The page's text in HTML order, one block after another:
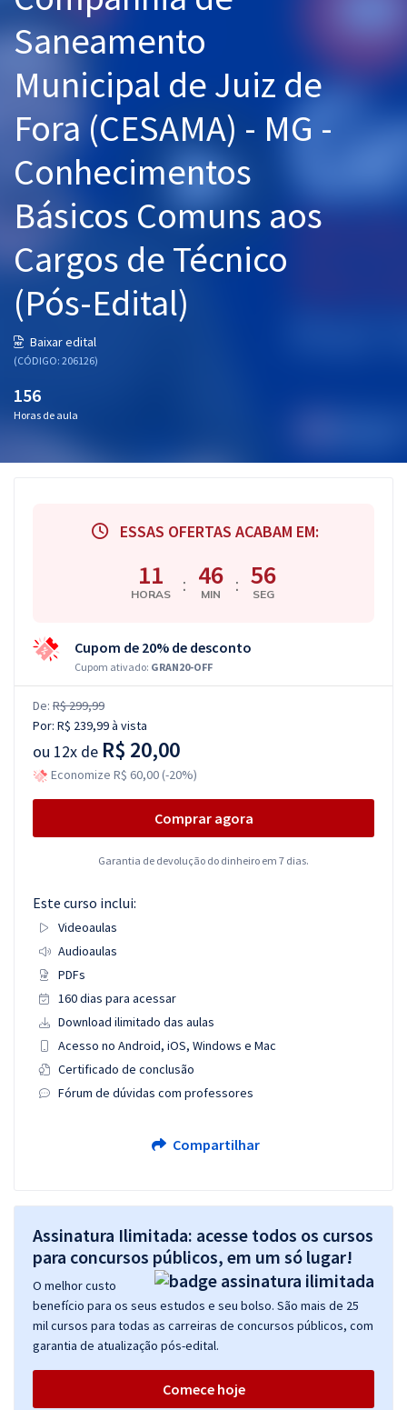
Graduação
Mentorias
Questões grátis
Conteúdo gratuito
Blog
Aprovados
Atendimento
Saneamento
Municipal de Juiz de
Fora (CESAMA) - MG -
Conhecimentos
Básicos Comuns aos
Cargos de Técnico
(Pós-Edital)
Baixar edital
(CÓDIGO: 206126)
156
Horas de aula
ESSAS OFERTAS ACABAM EM:
11
HORAS : 46
MIN : 55
SEG
Cupom de 20% de desconto
Cupom ativado: GRAN20-OFF
De: R$ 299,99
Por: R$ 239,99à vista
ou 12x de R$ 20,00
Economize R$ 60,00 (-20%)
Comprar agora
Garantia de devolução do dinheiro em 7 dias.
Este curso inclui:
Videoaulas
Audioaulas
PDFs
160 dias para acessar
Download ilimitado das aulas
Acesso no Android, iOS, Windows e Mac
Certificado de conclusão
Fórum de dúvidas com professores
Compartilhar
Assinatura Ilimitada: acesse todos os cursos
para concursos públicos, em um só lugar!
O melhor custo
benefício para os seus estudos e seu bolso. São mais de 25
mil cursos para todas as carreiras de concursos públicos, com
garantia de atualização pós-edital.
Comece hoje